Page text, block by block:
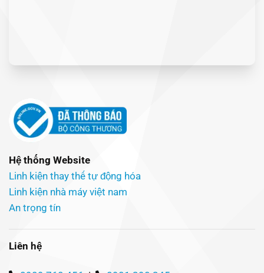
Hệ thống Website
Linh kiện thay thế tự động hóa
Linh kiện nhà máy việt nam
An trọng tín
Liên hệ